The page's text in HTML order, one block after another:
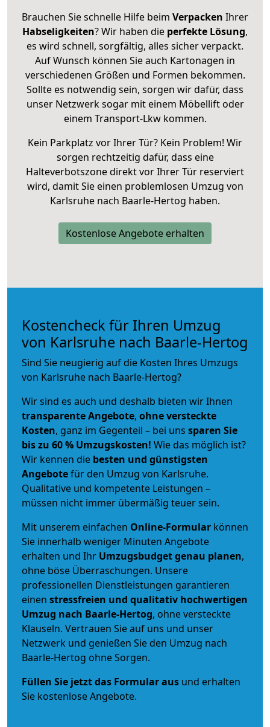
Brauchen Sie schnelle Hilfe beim Verpacken Ihrer
Habseligkeiten? Wir haben die perfekte Lösung,
es wird schnell, sorgfältig, alles sicher verpackt.
Auf Wunsch können Sie auch Kartonagen in
verschiedenen Größen und Formen bekommen.
Sollte es notwendig sein, sorgen wir dafür, dass
unser Netzwerk sogar mit einem Möbellift oder
einem Transport-Lkw kommen.
Kein Parkplatz vor Ihrer Tür? Kein Problem! Wir
sorgen rechtzeitig dafür, dass eine
Halteverbotszone direkt vor Ihrer Tür reserviert
wird, damit Sie einen problemlosen Umzug von
Karlsruhe nach Baarle-Hertog haben.
Kostenlose Angebote erhalten
Kostencheck für Ihren Umzug
von Karlsruhe nach Baarle-Hertog
Sind Sie neugierig auf die Kosten Ihres Umzugs
von Karlsruhe nach Baarle-Hertog?
Wir sind es auch und deshalb bieten wir Ihnen
transparente Angebote, ohne versteckte
Kosten, ganz im Gegenteil – bei uns sparen Sie
bis zu 60 % Umzugskosten! Wie das möglich ist?
Wir kennen die besten und günstigsten
Angebotefür den Umzug von Karlsruhe.
Qualitative und kompetente Leistungen –
müssen nicht immer übermäßig teuer sein.
Mit unserem einfachen Online-Formular können
Sie innerhalb weniger Minuten Angebote
erhalten und Ihr Umzugsbudgetgenau planen,
ohne böse Überraschungen. Unsere
professionellen Dienstleistungen garantieren
einen stressfreien und qualitativ hochwertigen
Umzug nach Baarle-Hertog, ohne versteckte
Klauseln. Vertrauen Sie auf uns und unser
Netzwerk und genießen Sie den Umzug nach
Baarle-Hertog ohne Sorgen.
Füllen Sie jetzt das Formular aus und erhalten
Sie kostenlose Angebote.